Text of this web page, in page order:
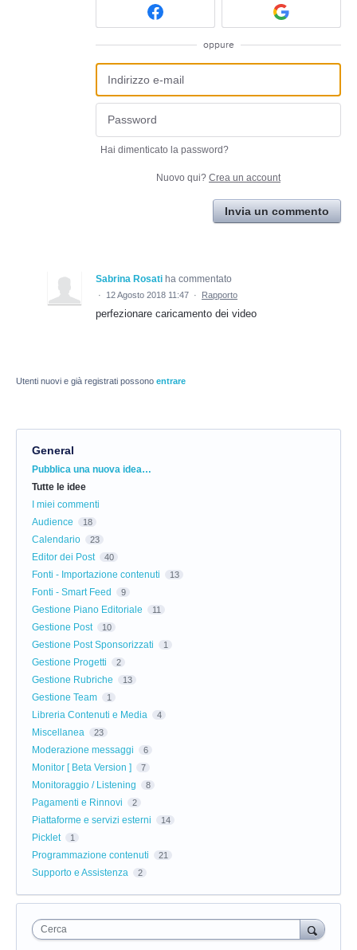
oppure
Hai dimenticato la password?
Nuovo qui? Crea un account
Invia un commento
Sabrina Rosati ha commentato
· 12 Agosto 2018 11:47 · Rapporto
perfezionare caricamento dei video
Utenti nuovi e già registrati possono entrare
General
Categorie
Pubblica una nuova idea…
Tutte le idee
I miei commenti
Audience
18
Calendario 23
Editor dei Post 40
Fonti - Importazione contenuti 13
Fonti - Smart Feed 9
Gestione Piano Editoriale 11
Gestione Post 10
Gestione Post Sponsorizzati 1
Gestione Progetti 2
Gestione Rubriche 13
Gestione Team 1
Libreria Contenuti e Media 4
Miscellanea 23
Moderazione messaggi 6
Monitor [ Beta Version ] 7
Monitoraggio / Listening 8
Pagamenti e Rinnovi 2
Piattaforme e servizi esterni 14
Picklet 1
Programmazione contenuti 21
Supporto e Assistenza 2
Cerca